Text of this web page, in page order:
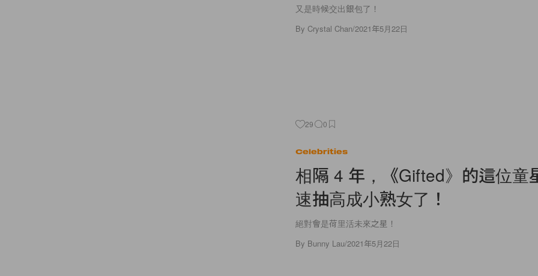
又是時候交出銀包了！
By Crystal Chan/2021年5月22日
29 0
Celebrities
相隔 4 年，《Gifted》的這位童
速抽高成小熟女了！
絕對會是荷里活未來之星！
By Bunny Lau/2021年5月22日